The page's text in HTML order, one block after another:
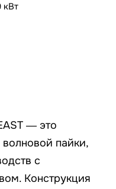
кВт
— это
волновой пайки,
с
Конструкция